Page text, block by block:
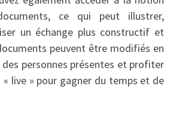
ce qui peut illustrer,
un échange plus constructif et
peuvent être modifiés en
des personnes présentes et profiter
« live » pour gagner du temps et de